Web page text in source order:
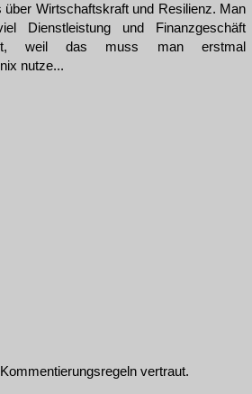
Wirtschaftskraft und Resilienz. Man
Dienstleistung und Finanzgeschäft
weil das muss man erstmal
nutze...
Kommentierungsregeln vertraut.